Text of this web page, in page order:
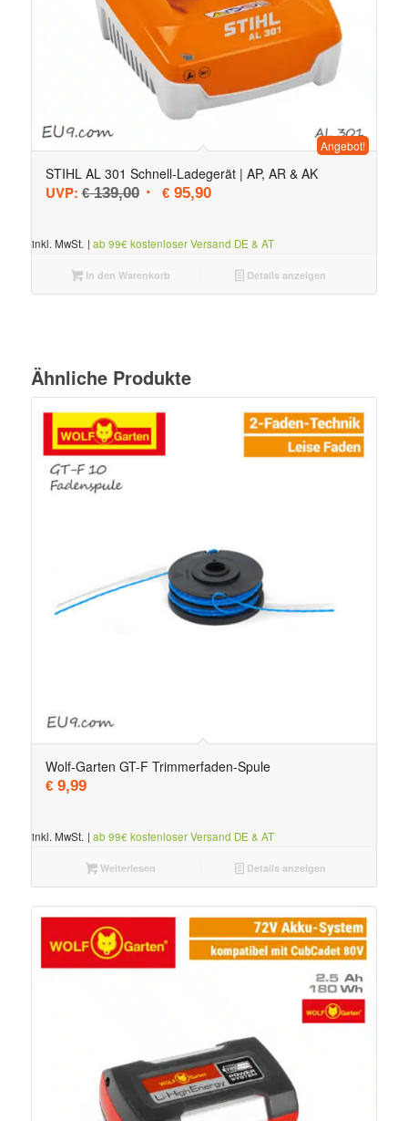
STIHL AL 301 Schnell-Ladegerät | AP, AR & AK
UVP: €139,00 Ursprünglicher Preis war: € 139,00
€95,90Aktueller Preis ist: € 95,90.
Angebot!
inkl. MwSt. | ab 99€ kostenloser Versand DE & AT
In den Warenkorb Details anzeigen
Ähnliche Produkte
Wolf-Garten GT-F Trimmerfaden-Spule
€9,99
inkl. MwSt. | ab 99€ kostenloser Versand DE & AT
Weiterlesen Details anzeigen